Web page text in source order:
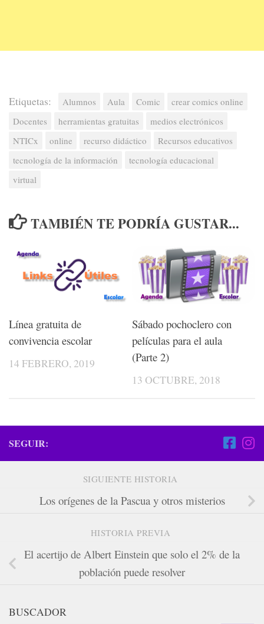
Etiquetas: Alumnos Aula Comic
crear comics online
Docentes
herramientas gratuitas
medios electrónicos
NTICx
online recurso didáctico
Recursos educativos
tecnología de la información
tecnología educacional
virtual
TAMBIÉN TE PODRÍA GUSTAR...
Línea gratuita de
convivencia escolar
14 FEBRERO, 2019
Sábado pochoclero con
películas para el aula
(Parte 2)
13 OCTUBRE, 2018
SEGUIR:
SIGUIENTE HISTORIA
Los orígenes de la Pascua y otros misterios
HISTORIA PREVIA
El acertijo de Albert Einstein que solo el 2% de la
población puede resolver
BUSCADOR